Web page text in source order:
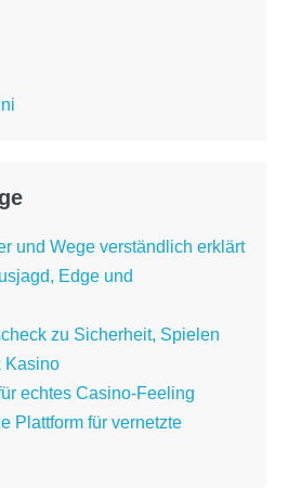
und Wege verständlich erklärt
Edge und
zu Sicherheit, Spielen
Kasino
echtes Casino-Feeling
Plattform für vernetzte